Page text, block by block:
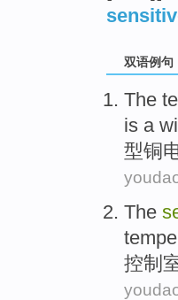
双语例句
The
is a
型铜
The
控制